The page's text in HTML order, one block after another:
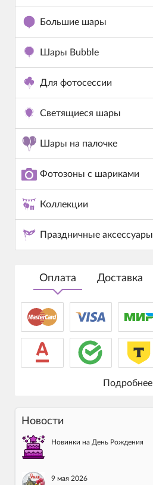
Большие шары
Шары Bubble
Для фотосессии
Светящиеся шары
Шары на палочке
Фотозоны с шариками
Коллекции
Праздничные аксессуары
Оплата Доставка
Подробнее
Новости
Новинки на День Рождения
9 мая 2026